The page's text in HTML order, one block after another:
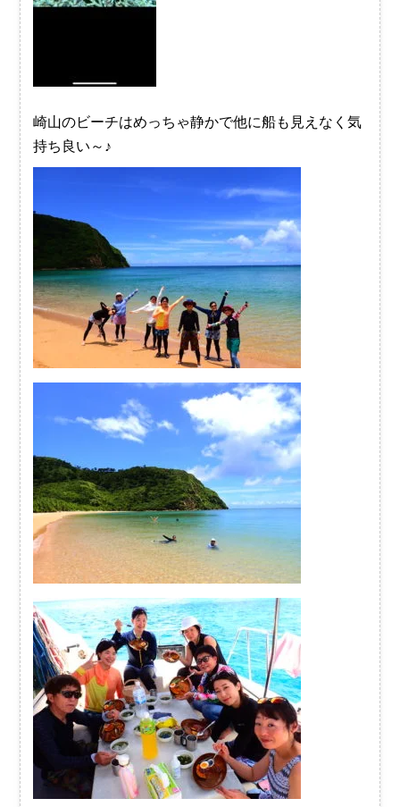
崎山のビーチはめっちゃ静かで他に船も見えなく気
持ち良い～♪